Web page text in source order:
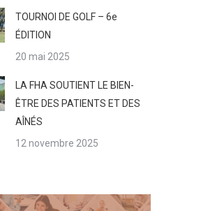
TOURNOI DE GOLF – 6e
ÉDITION
20 mai 2025
LA FHA SOUTIENT LE BIEN-
ÊTRE DES PATIENTS ET DES
AÎNÉS
12 novembre 2025